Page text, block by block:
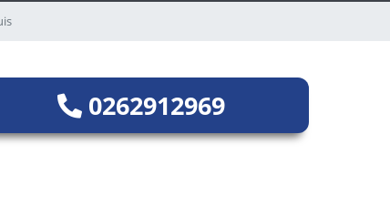
0262912969